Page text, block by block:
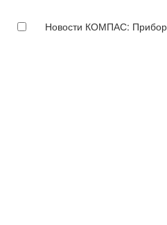
Новости КОМПАС: